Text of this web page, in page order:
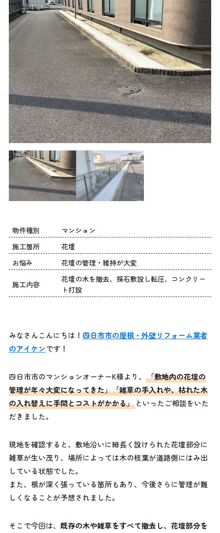
物件種別
マンション
施工箇所
花壇
お悩み
花壇の管理・維持が大変
施工内容
花壇の木を撤去、採石敷設し転圧、コンクリー
ト打設
みなさんこんにちは！ 四日市市の屋根・外壁リフォーム業者
のアイケンです！
四日市市のマンションオーナーK様より、 「敷地内の花壇の
管理が年々大変になってきた」「雑草の手入れや、枯れた木
の入れ替えに手間とコストがかかる」といったご相談をいた
だきました。
現地を確認すると、敷地沿いに細長く設けられた花壇部分に
雑草が生い茂り、場所によっては木の枝葉が道路側にはみ出
している状態でした。
また、根が深く張っている箇所もあり、今後さらに管理が難
しくなることが予想されました。
そこで今回は、 既存の木や雑草をすべて撤去し、花壇部分を